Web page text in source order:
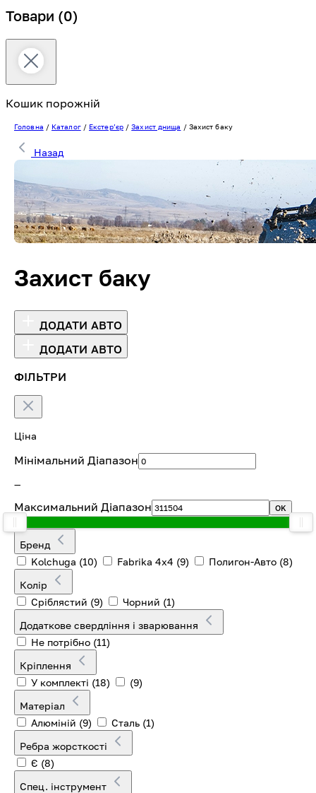
Товари (0)
Кошик порожній
Головна / Каталог/ Екстерʼєр/Захист днища / Захист баку
Назад
Захист баку
ДОДАТИ АВТО
ДОДАТИ АВТО
ФІЛЬТРИ
Ціна
Мінімальний Діапазон
—
Максимальний Діапазон OK
Бренд
Kolchuga (10) Fabrika 4х4 (9) Полигон-Авто (8)
Колір
Сріблястий (9) Чорний (1)
Додаткове свердління і зварювання
Не потрібно (11)
Кріплення
У комплекті (18)
(9)
Матеріал
Алюміній (9) Сталь (1)
Ребра жорсткості
Є (8)
Спец. інструмент